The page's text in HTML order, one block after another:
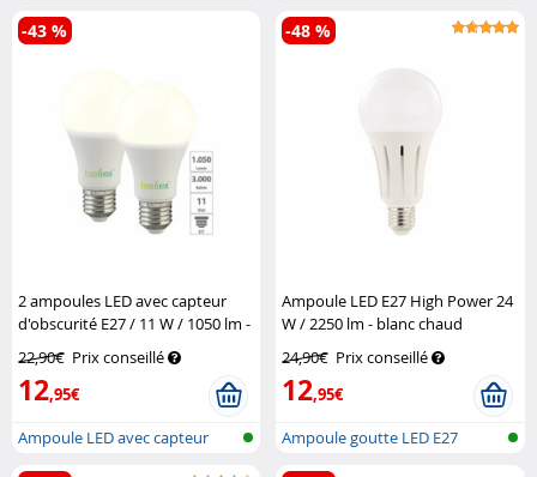
niveaux de l...
niveaux de l...
2 ampoules LED avec capteur
d'obscurité E27 / 11 W / 1050 lm -
22,90€ Prix conseillé
12,95€
-43 %
Ampoule LED avec capteur
crépuscula...
Ampoule LED E27 High Power 24
W / 2250 lm - blanc chaud
24,90€ Prix conseillé
12,95€
-48 %
Ampoule goutte LED E27
(blanc neutr...